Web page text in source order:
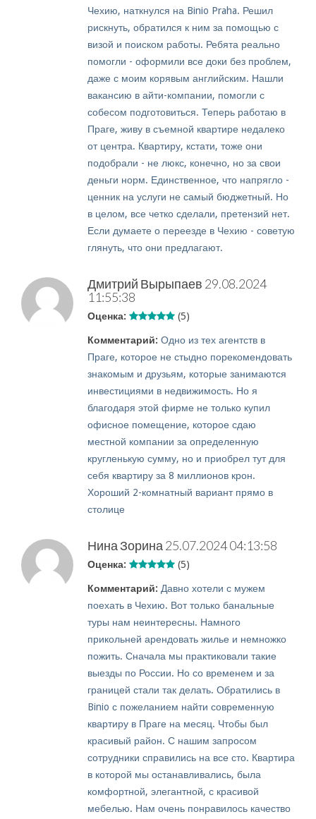
Чехию, наткнулся на Binio Praha. Решил
рискнуть, обратился к ним за помощью с
визой и поиском работы. Ребята реально
помогли - оформили все доки без проблем,
даже с моим корявым английским. Нашли
вакансию в айти-компании, помогли с
собесом подготовиться. Теперь работаю в
Праге, живу в съемной квартире недалеко
от центра. Квартиру, кстати, тоже они
подобрали - не люкс, конечно, но за свои
деньги норм. Единственное, что напрягло -
ценник на услуги не самый бюджетный. Но
в целом, все четко сделали, претензий нет.
Если думаете о переезде в Чехию - советую
глянуть, что они предлагают.
Дмитрий Вырыпаев 29.08.2024
11:55:38
Оценка: (5)
Комментарий: Одно из тех агентств в
Праге, которое не стыдно порекомендовать
знакомым и друзьям, которые занимаются
инвестициями в недвижимость. Но я
благодаря этой фирме не только купил
офисное помещение, которое сдаю
местной компании за определенную
кругленькую сумму, но и приобрел тут для
себя квартиру за 8 миллионов крон.
Хороший 2-комнатный вариант прямо в
столице
Нина Зорина 25.07.2024 04:13:58
Оценка: (5)
Комментарий: Давно хотели с мужем
поехать в Чехию. Вот только банальные
туры нам неинтересны. Намного
прикольней арендовать жилье и немножко
пожить. Сначала мы практиковали такие
выезды по России. Но со временем и за
границей стали так делать. Обратились в
Binio с пожеланием найти современную
квартиру в Праге на месяц. Чтобы был
красивый район. С нашим запросом
сотрудники справились на все сто. Квартира
в которой мы останавливались, была
комфортной, элегантной, с красивой
мебелью. Нам очень понравилось качество